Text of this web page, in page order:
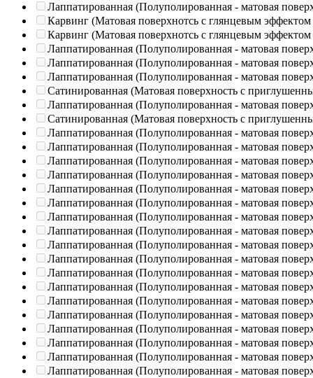
Лаппатированная (Полуполированная - матовая
Карвинг (Матовая поверхнотсь с глянцевым эффектом
Карвинг (Матовая поверхнотсь с глянцевым эффектом
Лаппатированная (Полуполированная - матовая
Лаппатированная (Полуполированная - матовая
Лаппатированная (Полуполированная - матовая
Сатинированная (Матовая поверхность с
Лаппатированная (Полуполированная - матовая
Сатинированная (Матовая поверхность с
Лаппатированная (Полуполированная - матовая
Лаппатированная (Полуполированная - матовая
Лаппатированная (Полуполированная - матовая
Лаппатированная (Полуполированная - матовая
Лаппатированная (Полуполированная - матовая
Лаппатированная (Полуполированная - матовая
Лаппатированная (Полуполированная - матовая
Лаппатированная (Полуполированная - матовая
Лаппатированная (Полуполированная - матовая
Лаппатированная (Полуполированная - матовая
Лаппатированная (Полуполированная - матовая
Лаппатированная (Полуполированная - матовая
Лаппатированная (Полуполированная - матовая
Лаппатированная (Полуполированная - матовая
Лаппатированная (Полуполированная - матовая
Лаппатированная (Полуполированная - матовая
Лаппатированная (Полуполированная - матовая
Лаппатированная (Полуполированная - матовая